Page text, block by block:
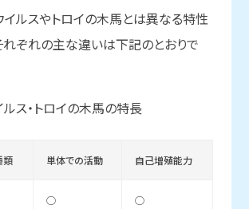
イルスやトロイの木馬とは異なる特性
れぞれの主な違いは下記のとおりで
ス・トロイの木馬の特長
類 単体での活動 自己増殖能力
◯ ◯